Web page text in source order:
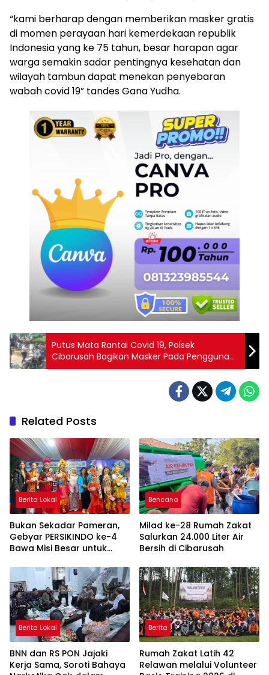
“kami berharap dengan memberikan masker gratis
di momen perayaan hari kemerdekaan republik
Indonesia yang ke 75 tahun, besar harapan agar
warga semakin sadar pentingnya kesehatan dan
wilayah tambun dapat menekan penyebaran
wabah covid 19” tandes Gana Yudha.
Putus Mata Rantai Covid 19, Polsek
Cibarusah Bagikan Masker Pada Pengguna
Jalan
Related Posts
Berita Lokal
Bukan Sekadar Pameran,
Gebyar PERSIKINDO ke-4
Bawa Misi Besar untuk
Bencana
Milad ke-28 Rumah Zakat
Salurkan 24.000 Liter Air
Bersih di Cibarusah
Berita Lokal
BNN dan RS PON Jajaki
Kerja Sama, Soroti Bahaya
Berita
Rumah Zakat Latih 42
Relawan melalui Volunteer